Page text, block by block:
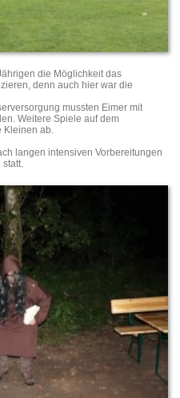
die Möglichkeit das
denn auch hier war die
mussten Eimer mit
Weitere Spiele auf dem
Kleinen ab.
langen intensiven Vorbereitungen
statt.